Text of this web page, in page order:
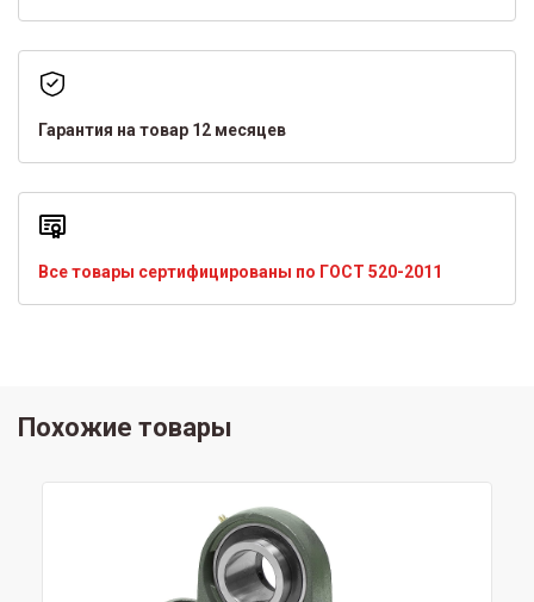
Гарантия на товар 12 месяцев
Все товары сертифицированы по ГОСТ 520-2011
Похожие товары